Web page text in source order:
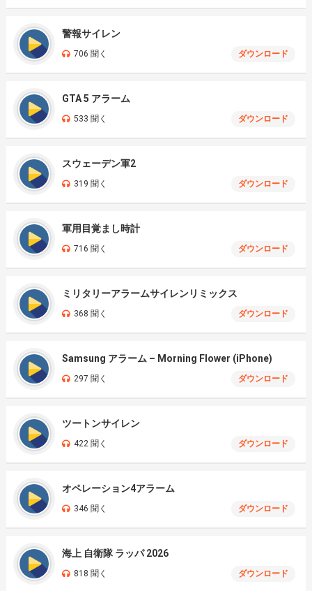
警報サイレン
706 聞く ダウンロード
GTA 5 アラーム
533 聞く ダウンロード
スウェーデン軍2
319 聞く ダウンロード
軍用目覚まし時計
716 聞く ダウンロード
ミリタリーアラームサイレンリミックス
368 聞く ダウンロード
Samsung アラーム – Morning Flower (iPhone)
297 聞く ダウンロード
ツートンサイレン
422 聞く ダウンロード
オペレーション4アラーム
346 聞く ダウンロード
海上 自衛隊 ラッパ 2026
818 聞く ダウンロード